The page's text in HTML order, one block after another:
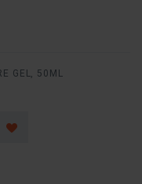
GEL, 50ML